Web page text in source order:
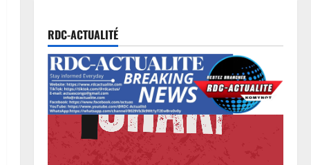
RDC-ACTUALITÉ